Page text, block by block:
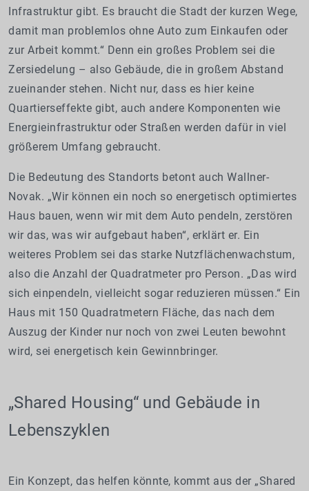
Infrastruktur gibt. Es braucht die Stadt der kurzen Wege,
damit man problemlos ohne Auto zum Einkaufen oder
zur Arbeit kommt.“ Denn ein großes Problem sei die
Zersiedelung – also Gebäude, die in großem Abstand
zueinander stehen. Nicht nur, dass es hier keine
Quartierseffekte gibt, auch andere Komponenten wie
Energieinfrastruktur oder Straßen werden dafür in viel
größerem Umfang gebraucht.
Die Bedeutung des Standorts betont auch Wallner-
Novak. „Wir können ein noch so energetisch optimiertes
Haus bauen, wenn wir mit dem Auto pendeln, zerstören
wir das, was wir aufgebaut haben“, erklärt er. Ein
weiteres Problem sei das starke Nutzflächenwachstum,
also die Anzahl der Quadratmeter pro Person. „Das wird
sich einpendeln, vielleicht sogar reduzieren müssen.“ Ein
Haus mit 150 Quadratmetern Fläche, das nach dem
Auszug der Kinder nur noch von zwei Leuten bewohnt
wird, sei energetisch kein Gewinnbringer.
„Shared Housing“ und Gebäude in
Lebenszyklen
Ein Konzept, das helfen könnte, kommt aus der „Shared